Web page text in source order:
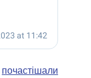
почастішали